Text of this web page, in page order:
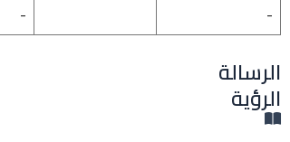
-
-
الرسالة
الرؤية